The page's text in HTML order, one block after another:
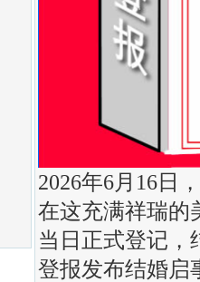
2026年6月16日
在这充满祥瑞的
当日正式登记，
登报发布结婚启